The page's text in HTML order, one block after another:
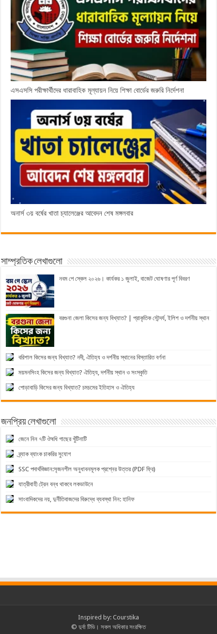
এসএসসি পরীক্ষার্থীদের ধারাবাহিক মূল্যায়ন নিয়ে শিক্ষা বোর্ডের জরুরি নির্দেশনা
অনার্স ৩য় বর্ষের খাতা চ্যালেঞ্জের আবেদন শেষ মঙ্গলবার
সাম্প্রতিক লেখাগুলো
নবম পে স্কেল ২০২৬। কার্যকর ১ জুলাই, বাজেট ঘোষণার পূর্ণ বিবরণ
বরগুনা জেলা কিসের জন্য বিখ্যাত? | প্রাকৃতিক সৌন্দর্য, ইলিশ ও দর্শনীয় স্থান
বরিশাল কিসের জন্য বিখ্যাত? নদী, ঐতিহ্য ও দর্শনীয় স্থানের বিস্তারিত বর্ণনা
ময়মনসিংহ কিসের জন্য বিখ্যাত? ঐতিহ্য, দর্শনীয় স্থান ও সংস্কৃতি
পোড়াবাড়ি কিসের জন্য বিখ্যাত? চমচমের ইতিহাস ও ঐতিহ্য
জনপ্রিয় লেখাগুলো
জেনে নিন ৭টি ঔষধি গাছের খুঁটিনাটি
ব্র্যাক ব্যাংক চাকরির সুযোগ
SSC পদার্থবিজ্ঞান:সৃজনশীল অনুধাবনমূলক প্রশ্নের উত্তর (PDF ফ্রি)
যাত্রীবাহী ট্রেন বন্ধ থাকবে লকডাউনে
সাংবাদিকদের নয়, দুর্নীতিবাজদের বিরুদ্ধে ব্যবস্থা নিন: হানিফ
Inspired by: Courstika
© দুর্বা টিভি। সকল অধিকার সংরক্ষিত